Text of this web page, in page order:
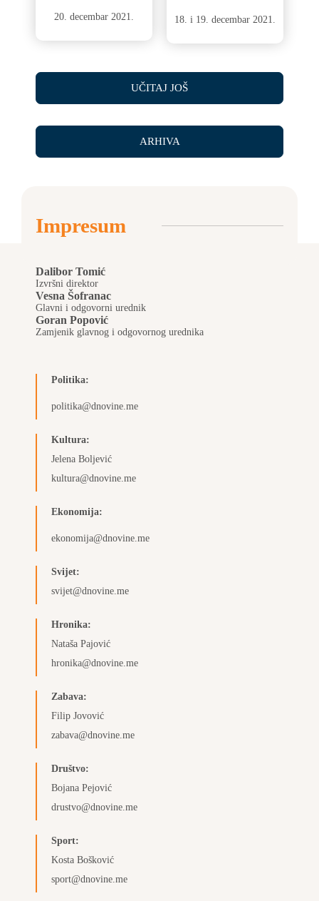
20. decembar 2021. 18. i 19. decembar 2021.
UČITAJ JOŠ
ARHIVA
Impresum
Dalibor Tomić
Izvršni direktor
Vesna Šofranac
Glavni i odgovorni urednik
Goran Popović
Zamjenik glavnog i odgovornog urednika
Politika:
politika@dnovine.me
Kultura:
Jelena Boljević
kultura@dnovine.me
Ekonomija:
ekonomija@dnovine.me
Svijet:
svijet@dnovine.me
Hronika:
Nataša Pajović
hronika@dnovine.me
Zabava:
Filip Jovović
zabava@dnovine.me
Društvo:
Bojana Pejović
drustvo@dnovine.me
Sport:
Kosta Bošković
sport@dnovine.me